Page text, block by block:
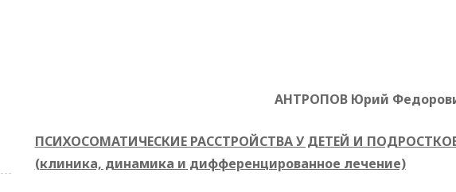
АНТРОПОВ Юрий
ПСИХОСОМАТИЧЕСКИЕ РАССТРОЙСТВА У ДЕТЕЙ И
(клиника, динамика и дифференцированное лечение)